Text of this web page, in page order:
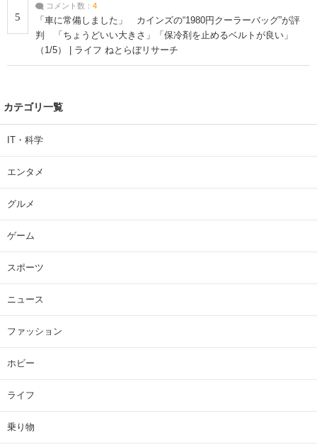
5
コメント数： 4
「車に常備しました」 カインズの“1980円クーラーバッグ”が評
判 「ちょうどいい大きさ」「保冷剤を止めるベルトが良い」
（1/5） | ライフ ねとらぼリサーチ
カテゴリ一覧
IT・科学
エンタメ
グルメ
ゲーム
スポーツ
ニュース
ファッション
ホビー
ライフ
乗り物